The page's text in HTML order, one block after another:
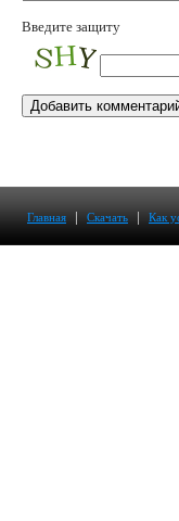
Введите защиту
Главная | Скачать | Как